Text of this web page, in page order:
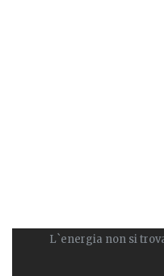
L`energia non si